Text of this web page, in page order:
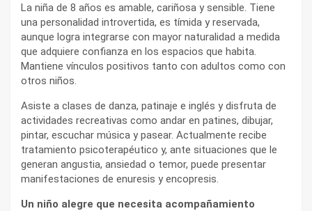
La niña de 8 años es amable, cariñosa y sensible. Tiene
una personalidad introvertida, es tímida y reservada,
aunque logra integrarse con mayor naturalidad a medida
que adquiere confianza en los espacios que habita.
Mantiene vínculos positivos tanto con adultos como con
otros niños.
Asiste a clases de danza, patinaje e inglés y disfruta de
actividades recreativas como andar en patines, dibujar,
pintar, escuchar música y pasear. Actualmente recibe
tratamiento psicoterapéutico y, ante situaciones que le
generan angustia, ansiedad o temor, puede presentar
manifestaciones de enuresis y encopresis.
Un niño alegre que necesita acompañamiento